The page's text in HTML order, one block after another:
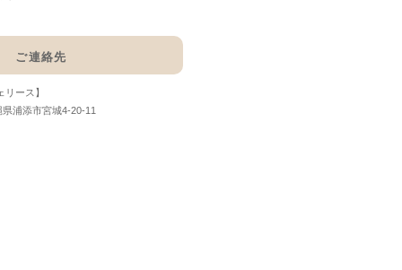
ご連絡先
ース】
浦添市宮城4-20-11